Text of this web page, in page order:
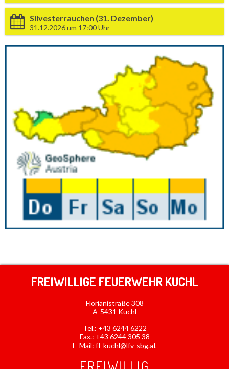
Silvesterrauchen (31. Dezember)
31.12.2026 um 17:00 Uhr
FREIWILLIGE FEUERWEHR KUCHL
Florianistraße 308
A-5431 Kuchl
Tel.: +43 6244 6222
Fax.: +43 6244 305 38
E-Mail: ff-kuchl@lfv-sbg.at